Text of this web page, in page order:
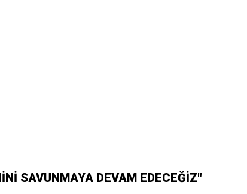
SAVUNMAYA DEVAM EDECEĞİZ"